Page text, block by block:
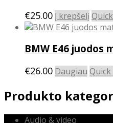
€25.00 Į krepšelį
BMW E46 juodos
€26.00 Daugiau Quick
Produkto
Audio & video